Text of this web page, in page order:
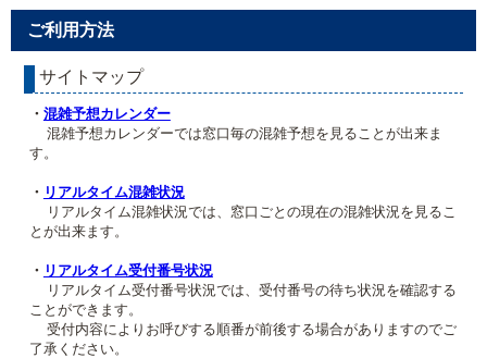
モバイルサイト
アクセス
区役所フロアマップ
ご利用方法
サイトマップ
・ 混雑予想カレンダー
混雑予想カレンダーでは窓口毎の混雑予想を見ることが出来ま
す。
・ リアルタイム混雑状況
リアルタイム混雑状況では、窓口ごとの現在の混雑状況を見るこ
とが出来ます。
・ リアルタイム受付番号状況
リアルタイム受付番号状況では、受付番号の待ち状況を確認する
ことができます。
受付内容によりお呼びする順番が前後する場合がありますのでご
了承ください。